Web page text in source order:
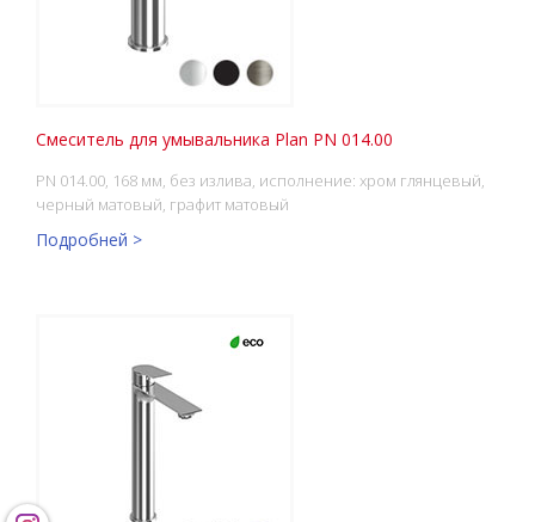
Смеситель для умывальника Plan PN 014.00
PN 014.00, 168 мм, без излива, исполнение: хром глянцевый,
черный матовый, графит матовый
Подробней >